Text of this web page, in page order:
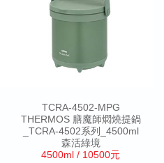
TCRA-4502-MPG
THERMOS 膳魔師燜燒提鍋
_TCRA-4502系列_4500ml
森活綠境
4500ml / 10500元